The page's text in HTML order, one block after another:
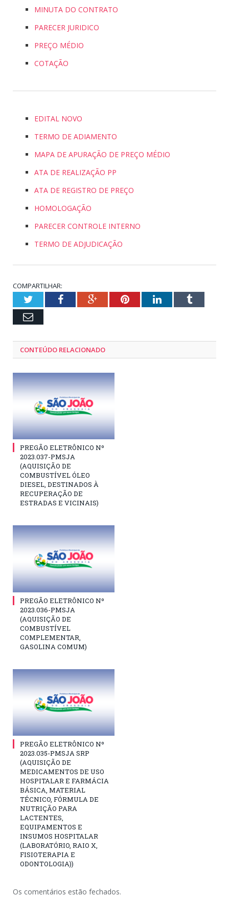
MINUTA DO CONTRATO
PARECER JURIDICO
PREÇO MÉDIO
COTAÇÃO
EDITAL NOVO
TERMO DE ADIAMENTO
MAPA DE APURAÇÃO DE PREÇO MÉDIO
ATA DE REALIZAÇÃO PP
ATA DE REGISTRO DE PREÇO
HOMOLOGAÇÃO
PARECER CONTROLE INTERNO
TERMO DE ADJUDICAÇÃO
COMPARTILHAR:
TwitterFacebookGoogle+PinterestLinkedInTumblr
Email
CONTEÚDO RELACIONADO
PREGÃO ELETRÔNICO Nº
2023.037-PMSJA
(AQUISIÇÃO DE
COMBUSTÍVEL ÓLEO
DIESEL, DESTINADOS À
RECUPERAÇÃO DE
ESTRADAS E VICINAIS)
PREGÃO ELETRÔNICO Nº
2023.036-PMSJA
(AQUISIÇÃO DE
COMBUSTÍVEL
COMPLEMENTAR,
GASOLINA COMUM)
PREGÃO ELETRÔNICO Nº
2023.035-PMSJA SRP
(AQUISIÇÃO DE
MEDICAMENTOS DE USO
HOSPITALAR E FARMÁCIA
BÁSICA, MATERIAL
TÉCNICO, FÓRMULA DE
NUTRIÇÃO PARA
LACTENTES,
EQUIPAMENTOS E
INSUMOS HOSPITALAR
(LABORATÓRIO, RAIO X,
FISIOTERAPIA E
ODONTOLOGIA))
Os comentários estão fechados.